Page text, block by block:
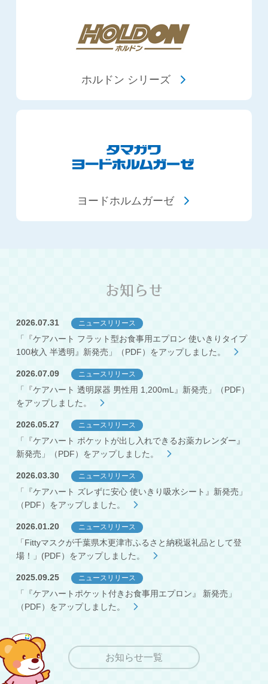
ホルドン シリーズ
ヨードホルムガーゼ
お知らせ
2026.07.31 ニュースリリース
「『ケアハート フラット型お食事用エプロン 使いきりタイプ
100枚入 半透明』新発売」（PDF）をアップしました。
2026.07.09 ニュースリリース
「『ケアハート 透明尿器 男性用 1,200mL』新発売」（PDF）
をアップしました。
2026.05.27 ニュースリリース
「『ケアハート ポケットが出し入れできるお薬カレンダー』
新発売」（PDF）をアップしました。
2026.03.30 ニュースリリース
「『ケアハート ズレずに安心 使いきり吸水シート』新発売」
（PDF）をアップしました。
2026.01.20 ニュースリリース
「Fittyマスクが千葉県木更津市ふるさと納税返礼品として登
場！」(PDF）をアップしました。
2025.09.25 ニュースリリース
「『ケアハートポケット付きお食事用エプロン』 新発売」
（PDF）をアップしました。
お知らせ一覧